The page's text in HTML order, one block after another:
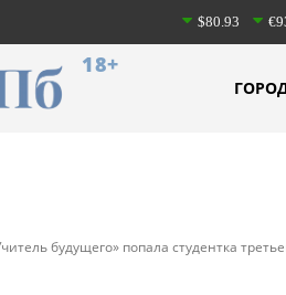
$80.93
18+
будущего» попала студентка